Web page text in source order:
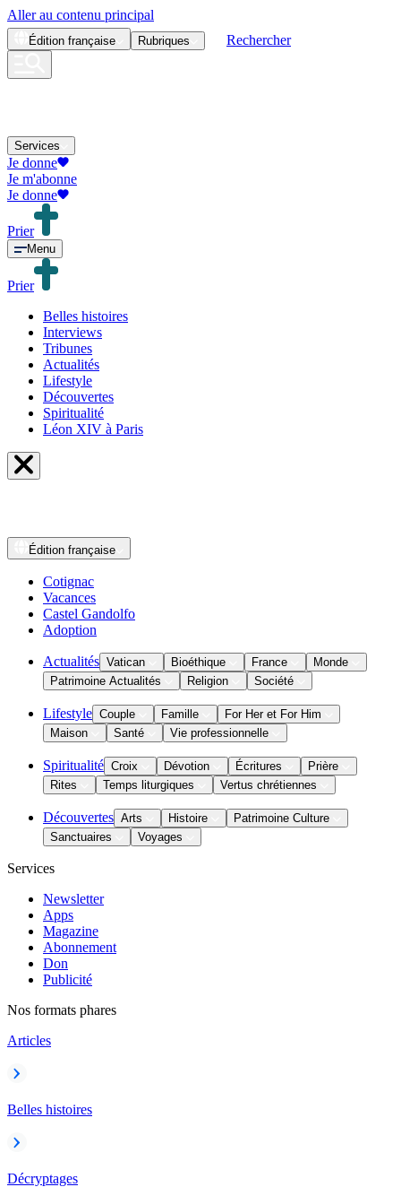
Aller au contenu principal
Édition française Rubriques Rechercher
Services
Je donne
Je m'abonne
Je donne
Prier
Menu
Prier
Belles histoires
Interviews
Tribunes
Actualités
Lifestyle
Découvertes
Spiritualité
Léon XIV à Paris
Édition française
Cotignac
Vacances
Castel Gandolfo
Adoption
Actualités Vatican Bioéthique France
Monde
Patrimoine Actualités
Religion Société
Lifestyle Couple Famille
For Her et For Him
Maison
Santé Vie professionnelle
Spiritualité Croix Dévotion Écritures
Prière
Rites
Temps liturgiques Vertus chrétiennes
Découvertes Arts Histoire
Patrimoine Culture
Sanctuaires
Voyages
Services
Newsletter
Apps
Magazine
Abonnement
Don
Publicité
Nos formats phares
Articles
Belles histoires
Décryptages